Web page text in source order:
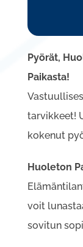
Pyörät,
Paikasta!
tarvikkeet!
kokenut
Huoleton
voit
sovitun